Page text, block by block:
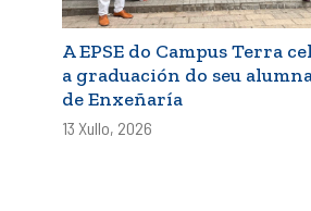
A EPSE do Campus Terra
a graduación do seu
de Enxeñaría
13 Xullo, 2026